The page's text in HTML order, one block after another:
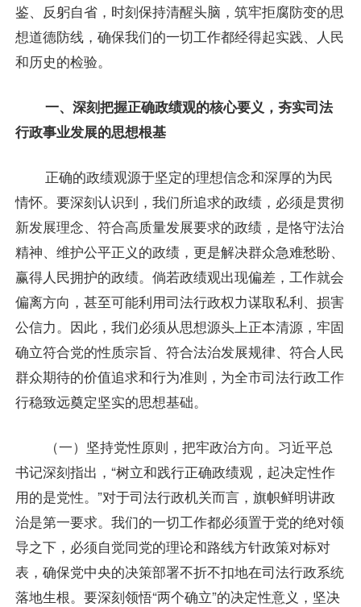
鉴、反躬自省，时刻保持清醒头脑，筑牢拒腐防变的思
想道德防线，确保我们的一切工作都经得起实践、人民
和历史的检验。
一、深刻把握正确政绩观的核心要义，夯实司法
行政事业发展的思想根基
正确的政绩观源于坚定的理想信念和深厚的为民
情怀。要深刻认识到，我们所追求的政绩，必须是贯彻
新发展理念、符合高质量发展要求的政绩，是恪守法治
精神、维护公平正义的政绩，更是解决群众急难愁盼、
赢得人民拥护的政绩。倘若政绩观出现偏差，工作就会
偏离方向，甚至可能利用司法行政权力谋取私利、损害
公信力。因此，我们必须从思想源头上正本清源，牢固
确立符合党的性质宗旨、符合法治发展规律、符合人民
群众期待的价值追求和行为准则，为全市司法行政工作
行稳致远奠定坚实的思想基础。
（一）坚持党性原则，把牢政治方向。习近平总
书记深刻指出，“树立和践行正确政绩观，起决定性作
用的是党性。”对于司法行政机关而言，旗帜鲜明讲政
治是第一要求。我们的一切工作都必须置于党的绝对领
导之下，必须自觉同党的理论和路线方针政策对标对
表，确保党中央的决策部署不折不扣地在司法行政系统
落地生根。要深刻领悟“两个确立”的决定性意义，坚决